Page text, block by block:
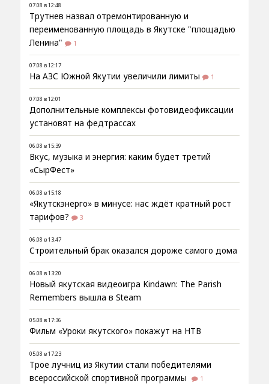
07.08 в 12:48
Трутнев назвал отремонтированную и
переименованную площадь в Якутске "площадью
Ленина"
1
07.08 в 12:17
На АЗС Южной Якутии увеличили лимиты 1
07.08 в 12:01
Дополнительные комплексы фотовидеофиксации
установят на федтрассах
06.08 в 15:39
Вкус, музыка и энергия: каким будет третий
«СырФест»
06.08 в 15:18
«Якутскэнерго» в минусе: нас ждёт кратный рост
тарифов?
3
06.08 в 13:47
Строительный брак оказался дороже самого дома
06.08 в 13:20
Новый якутская видеоигра Kindawn: The Parish
Remembers вышла в Steam
05.08 в 17:36
Фильм «Уроки якутского» покажут на НТВ
05.08 в 17:23
Трое лучниц из Якутии стали победителями
всероссийской спортивной программы
1